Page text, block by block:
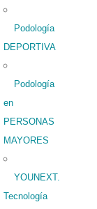
Podología
DEPORTIVA
Podología
en
PERSONAS
MAYORES
YOUNEXT.
Tecnología